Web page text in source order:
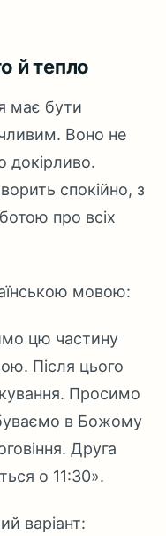
й тепло
має бути
Воно не
докірливо.
спокійно, з
про всіх
мовою:
цю частину
Після цього
Просимо
в Божому
Друга
о 11:30».
варіант: